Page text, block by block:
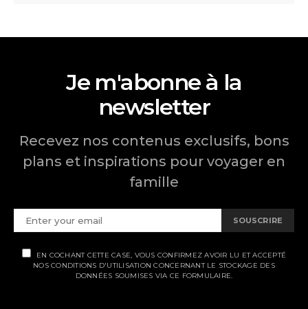
Je m'abonne à la
newsletter
Recevez nos contenus exclusifs, bons
plans et inspirations pour voyager en
famille
SOUSCRIRE
EN COCHANT CETTE CASE, VOUS CONFIRMEZ AVOIR LU ET ACCEPTÉ
NOS CONDITIONS D'UTILISATION CONCERNANT LE STOCKAGE DES
DONNÉES SOUMISES VIA CE FORMULAIRE.